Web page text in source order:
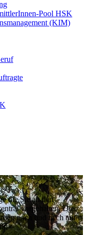
Pool HSK
(KIM)
die Sie an den
vorgehalten. Die
nach und nach auf